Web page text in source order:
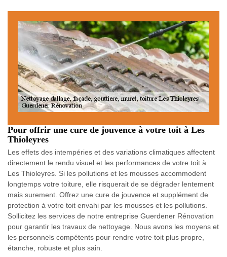
Pour offrir une cure de jouvence à votre toit à Les
Thioleyres
Les effets des intempéries et des variations climatiques affectent
directement le rendu visuel et les performances de votre toit à
Les Thioleyres. Si les pollutions et les mousses accommodent
longtemps votre toiture, elle risquerait de se dégrader lentement
mais surement. Offrez une cure de jouvence et supplément de
protection à votre toit envahi par les mousses et les pollutions.
Sollicitez les services de notre entreprise Guerdener Rénovation
pour garantir les travaux de nettoyage. Nous avons les moyens et
les personnels compétents pour rendre votre toit plus propre,
étanche, robuste et plus sain.